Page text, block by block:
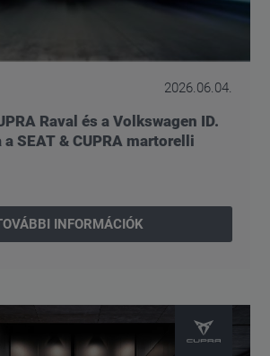
2026.06.04.
Raval és a Volkswagen ID.
SEAT & CUPRA martorelli
INFORMÁCIÓK